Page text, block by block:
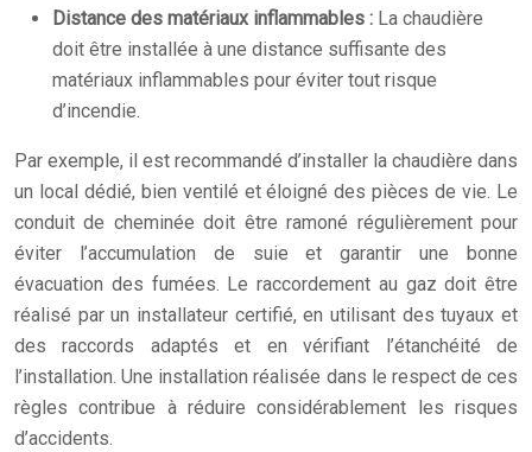
Distance des matériaux inflammables : La chaudière
doit être installée à une distance suffisante des
matériaux inflammables pour éviter tout risque
d’incendie.
Par exemple, il est recommandé d’installer la chaudière dans
un local dédié, bien ventilé et éloigné des pièces de vie. Le
conduit de cheminée doit être ramoné régulièrement pour
éviter l’accumulation de suie et garantir une bonne
évacuation des fumées. Le raccordement au gaz doit être
réalisé par un installateur certifié, en utilisant des tuyaux et
des raccords adaptés et en vérifiant l’étanchéité de
l’installation. Une installation réalisée dans le respect de ces
règles contribue à réduire considérablement les risques
d’accidents.